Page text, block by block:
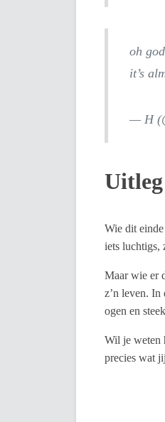
oh
it’s
— H
Wie dit
iets luchtigs,
Maar wie er
z’n leven. In
ogen en
Wil je weten
precies wat